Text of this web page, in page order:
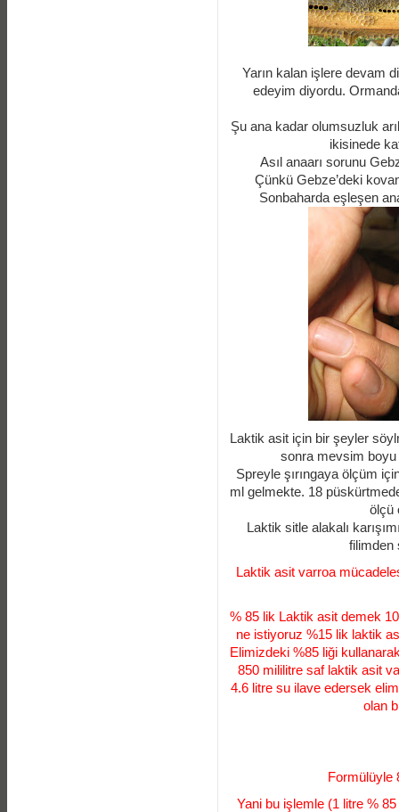
Yarın kalan işlere devam
edeyim diyordu.
Şu ana kadar olumsuzluk
ikisinede
Asıl anaarı sorunu
Çünkü Gebze’deki
Sonbaharda eşleşen
Laktik asit için bir şeyler
sonra mevsim boyu
Spreyle şırıngaya ölçüm
ml gelmekte. 18
ölçü
Laktik sitle alakalı
filimden
Laktik asit varroa
% 85 lik Laktik asit demek
ne istiyoruz %15 lik laktik
Elimizdeki %85 liği
850 mililitre saf laktik asit
4.6 litre su ilave edersek
olan
Formülüyle
Yani bu işlemle (1 litre %